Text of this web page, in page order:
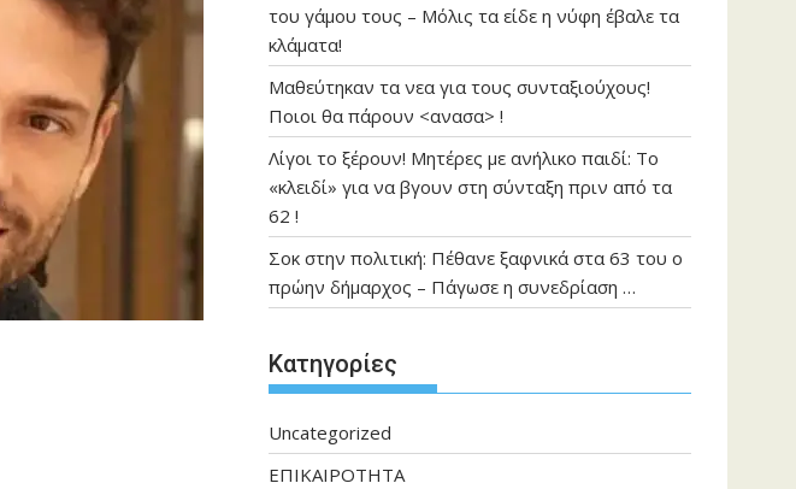
του γάμου τους – Μόλις τα είδε η νύφη έβαλε τα
κλάματα!
Μαθεύτηκαν τα νεα για τους συνταξιούχους!
Ποιοι θα πάρουν <ανασα> !
Λίγοι το ξέρουν! Μητέρες με ανήλικο παιδί: Το
«κλειδί» για να βγουν στη σύνταξη πριν από τα
62 !
Σοκ στην πολιτική: Πέθανε ξαφνικά στα 63 του ο
πρώην δήμαρχος – Πάγωσε η συνεδρίαση …
Kατηγορίες
Uncategorized
ΕΠΙΚΑΙΡΟΤΗΤΑ